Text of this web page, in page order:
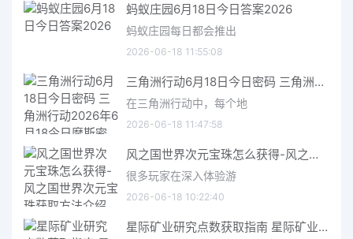
蚂蚁庄园6月18日今日答案2026
蚂蚁庄园每日都会推出
2026-06-18 11:55:08
三角洲行动6月18日今日密码 三角洲行动2026年6月18今日摩斯密码分享
在三角洲行动中，每个地
2026-06-18 11:47:58
风之国世界次元宝珠怎么获得-风之国世界次元宝珠获取方法介绍
很多玩家在深入体验游
2026-06-18 10:22:40
星际矿业研究点数获取指南 星际矿业研究点数获取方法